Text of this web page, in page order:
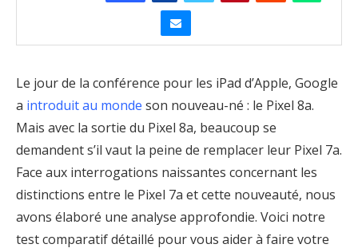
Le jour de la conférence pour les iPad d’Apple, Google
a introduit au monde son nouveau-né : le Pixel 8a.
Mais avec la sortie du Pixel 8a, beaucoup se
demandent s’il vaut la peine de remplacer leur Pixel 7a.
Face aux interrogations naissantes concernant les
distinctions entre le Pixel 7a et cette nouveauté, nous
avons élaboré une analyse approfondie. Voici notre
test comparatif détaillé pour vous aider à faire votre